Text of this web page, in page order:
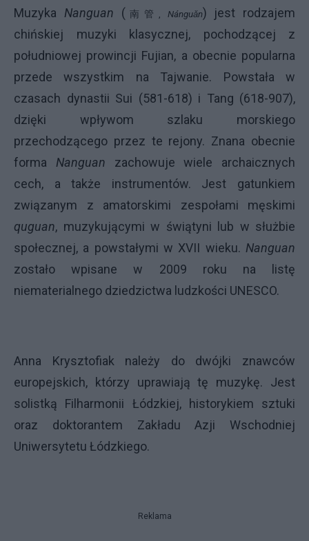
Muzyka Nanguan ( 南管 , Nánguǎn) jest rodzajem
chińskiej muzyki klasycznej, pochodzącej z
południowej prowincji Fujian, a obecnie popularna
przede wszystkim na Tajwanie. Powstała w
czasach dynastii Sui (581-618) i Tang (618-907),
dzięki wpływom szlaku morskiego
przechodzącego przez te rejony. Znana obecnie
forma Nanguan zachowuje wiele archaicznych
cech, a także instrumentów. Jest gatunkiem
związanym z amatorskimi zespołami męskimi
quguan, muzykującymi w świątyni lub w służbie
społecznej, a powstałymi w XVII wieku. Nanguan
zostało wpisane w 2009 roku na listę
niematerialnego dziedzictwa ludzkości UNESCO.
Anna Krysztofiak należy do dwójki znawców
europejskich, którzy uprawiają tę muzykę. Jest
solistką Filharmonii Łódzkiej, historykiem sztuki
oraz doktorantem Zakładu Azji Wschodniej
Uniwersytetu Łódzkiego.
Reklama